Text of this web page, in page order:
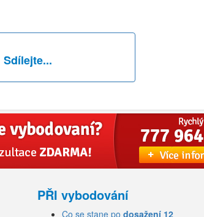
Sdílejte...
PŘI vybodování
Co se stane po dosažení 12